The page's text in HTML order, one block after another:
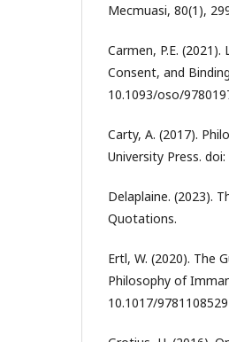
Mecmuasi, 80(1),
Carmen, P.E.
Consent, and
10.1093/oso/
Carty, A. (2017).
University Press.
Delaplaine. (2023).
Quotations.
Ertl, W. (2020). The
Philosophy of
10.1017/